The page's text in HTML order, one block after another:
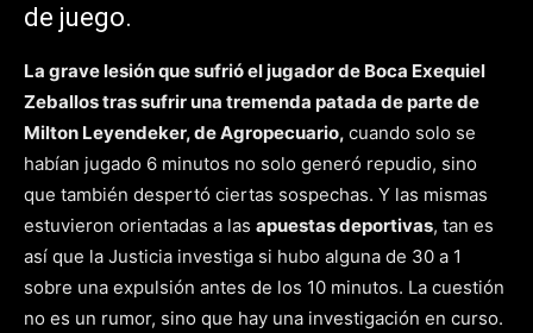
de juego.
La grave lesión que sufrió el jugador de Boca Exequiel
Zeballos tras sufrir una tremenda patada de parte de
Milton Leyendeker, de Agropecuario, cuando solo se
habían jugado 6 minutos no solo generó repudio, sino
que también despertó ciertas sospechas. Y las mismas
estuvieron orientadas a las apuestas deportivas, tan es
así que la Justicia investiga si hubo alguna de 30 a 1
sobre una expulsión antes de los 10 minutos. La cuestión
no es un rumor, sino que hay una investigación en curso.